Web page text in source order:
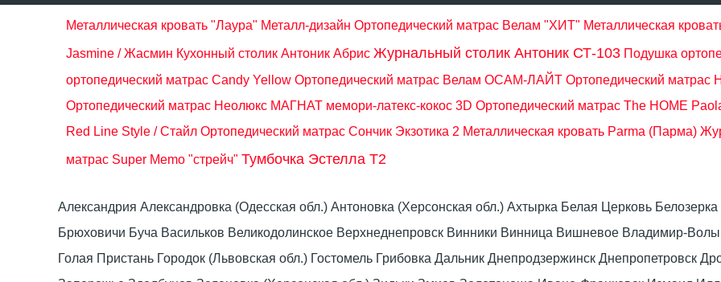
Металлическая кровать "Лаура" Металл-дизайн Ортопедический матрас Велам "ХИТ" Металлическая
Jasmine / Жасмин Кухонный столик Антоник Абрис Журнальный столик Антоник СТ-103 Подушка
ортопедический матрас Candy Yellow Ортопедический матрас Велам ОСАМ-ЛАЙТ Ортопедический матрас
Ортопедический матрас Неолюкс МАГНАТ мемори-латекс-кокос 3D Ортопедический матрас The HOME
Red Line Style / Стайл Ортопедический матрас Сончик Экзотика 2 Металлическая кровать Parma (Парма)
матрас Super Memo "стрейч" Тумбочка Эстелла Т2
Александрия Александровка (Одесская обл.) Антоновка (Херсонская обл.) Ахтырка Белая Церковь
Брюховичи Буча Васильков Великодолинское Верхнеднепровск Винники Винница Вишневое Владимир-
Голая Пристань Городок (Львовская обл.) Гостомель Грибовка Дальник Днепродзержинск